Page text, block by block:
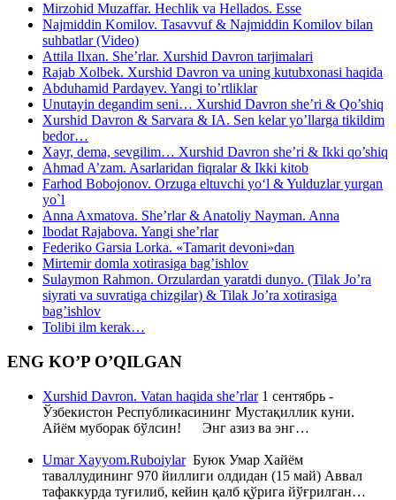
Mirzohid Muzaffar. Hechlik va Hellados. Esse
Najmiddin Komilov. Tasavvuf & Najmiddin Komilov bilan
suhbatlar (Video)
Attila Ilxan. She’rlar. Xurshid Davron tarjimalari
Rajab Xolbek. Xurshid Davron va uning kutubxonasi haqida
Abduhamid Pardayev. Yangi to’rtliklar
Unutayin degandim seni… Xurshid Davron she’ri & Qo’shiq
Xurshid Davron & Sarvara & IA. Sen kelar yo’llarga tikildim
bedor…
Xayr, dema, sevgilim… Xurshid Davron she’ri & Ikki qo’shiq
Ahmad A’zam. Asarlaridan fiqralar & Ikki kitob
Farhod Bobojonov. Orzuga eltuvchi yo‘l & Yulduzlar yurgan
yo`l
Anna Axmatova. She’rlar & Anatoliy Nayman. Anna
Ibodat Rajabova. Yangi she’rlar
Federiko Garsia Lorka. «Tamarit devoni»dan
Mirtemir domla xotirasiga bag’ishlov
Sulaymon Rahmon. Orzulardan yaratdi dunyo. (Tilak Jo’ra
siyrati va suvratiga chizgilar) & Tilak Jo’ra xotirasiga
bag’ishlov
Tolibi ilm kerak…
ENG KO’P O’QILGAN
Xurshid Davron. Vatan haqida she’rlar1 сентябрь -
Ўзбекистон Республикасининг Мустақиллик куни.
Айём муборак бўлсин! Энг азиз ва энг…
Umar Xayyom.RuboiylarБуюк Умар Хайём
таваллудининг 970 йиллиги олдидан (15 май) Аввал
тафаккурда туғилиб, кейин қалб қўрига йўғрилган…